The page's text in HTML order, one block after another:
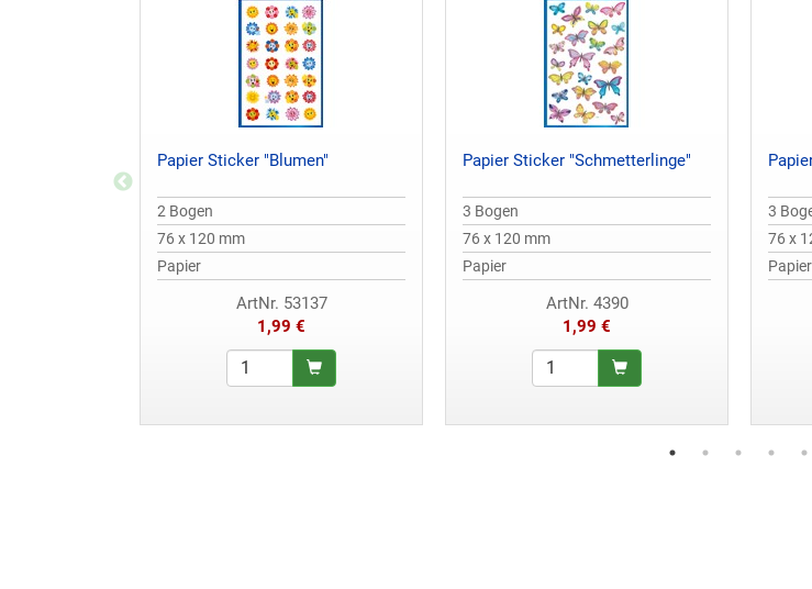
Papier Sticker "Blumen"
2 Bogen
76 x 120 mm
Papier
ArtNr. 53137
1,99 €
Papier Sticker "Schmetterlinge"
3 Bogen
76 x 120 mm
Papier
ArtNr. 4390
1,99 €
3
76 x
Papier